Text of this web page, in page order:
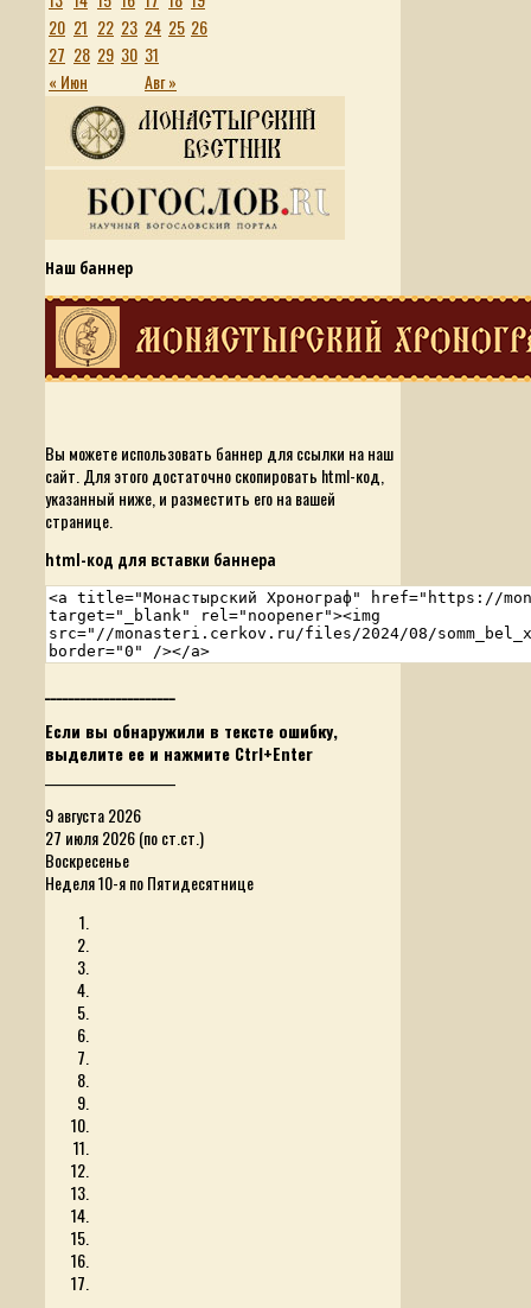
« Июн Авг »
20 21 22 23 24 25 26
27 28 29 30 31
Наш баннер
Вы можете использовать баннер для ссылки на наш
сайт. Для этого достаточно скопировать html-код,
указанный ниже, и разместить его на вашей
странице.
html-код для вставки баннера
Если вы обнаружили в тексте ошибку,
выделите ее и нажмите Ctrl+Enter
9 августа 2026
27 июля 2026 (по ст.ст.)
Воскресенье
Неделя 10-я по Пятидесятнице